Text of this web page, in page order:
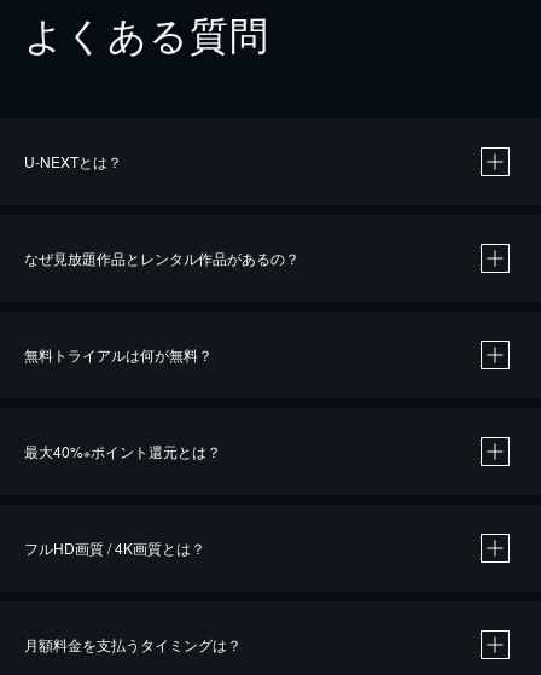
よくある質問
U-NEXTとは？
なぜ見放題作品とレンタル作品があるの？
無料トライアルは何が無料？
最大40%※ポイント還元とは？
※40％ポイント還元の対象は、クレジットカード決済による作品の購入 / レンタルです。
iOSアプリのUコイン決済による作品の購入 / レンタルは、20％のポイント還元です。
フルHD画質 / 4K画質とは？
月額料金を支払うタイミングは？